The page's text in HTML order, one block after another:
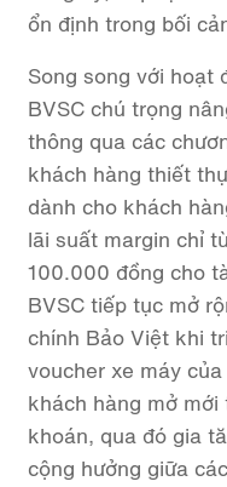
ổn định trong bối
Song song với hoạt
BVSC chú trọng
thông qua các
khách hàng thiết
dành cho khách
lãi suất margin chỉ
100.000 đồng cho
BVSC tiếp tục mở
chính Bảo Việt khi
voucher xe máy
khách hàng mở
khoán, qua đó gia
cộng hưởng giữa